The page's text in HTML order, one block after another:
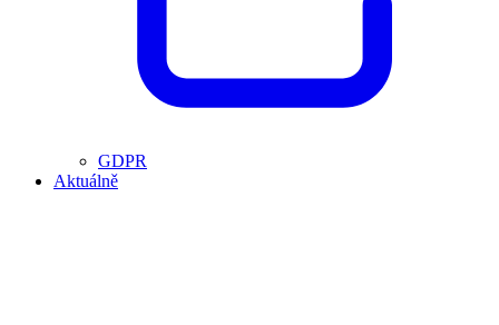
GDPR
Aktuálně